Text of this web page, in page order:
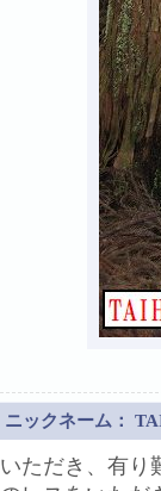
ニックネーム：
ただき、有り